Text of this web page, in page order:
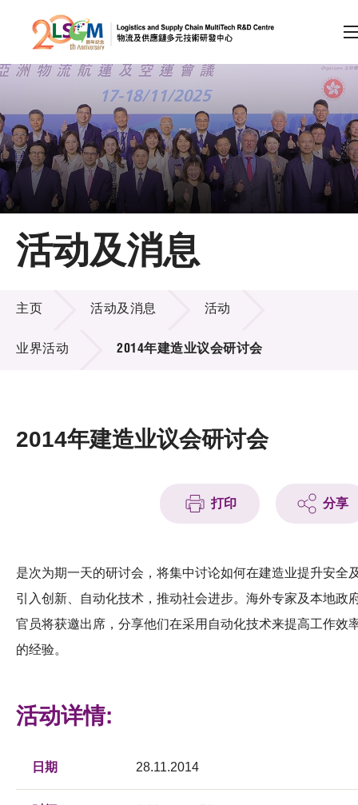
跳到内容（按回车键）
会员登录
A A EN 繁 简
主页
关于LSCM
技术商品化
项目及资助计划
活动及消息
科技分享
会籍
活动及消息
活动及消息
主页 活动及消息 活动
业界活动 2014年建造业议会研讨会
2014年建造业议会研讨会
打印 分享
是次为期一天的研讨会，将集中讨论如何在建造业提升安全
引入创新、自动化技术，推动社会进步。海外专家及本地政
官员将获邀出席，分享他们在采用自动化技术来提高工作效
的经验。
活动详情:
日期 28.11.2014